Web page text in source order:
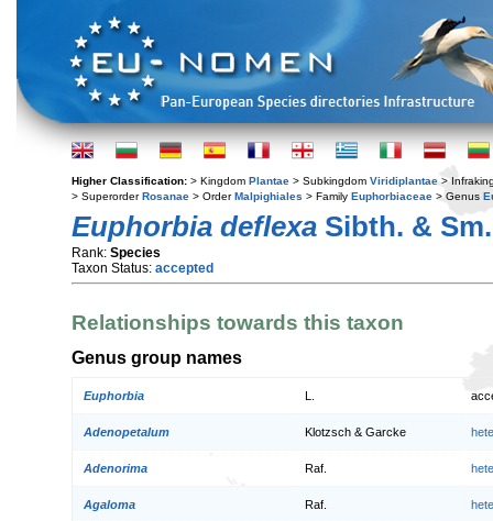
Higher Classification: > Kingdom Plantae > Subkingdom Viridiplantae >
> SuperorderRosanae > OrderMalpighiales > Family Euphorbiaceae > Genus
Euphorbia deflexa Sibth. & Sm.
Rank: Species
Taxon Status: accepted
Relationships towards this taxon
Genus group names
Euphorbia
Adenopetalum Klotzsch & Garcke
Adenorima Raf.
Agaloma Raf.